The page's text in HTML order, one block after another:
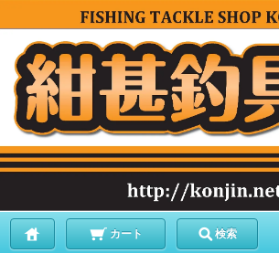
カート 検索